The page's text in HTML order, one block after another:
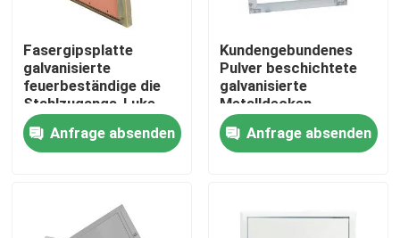
Fabrik-Ausflug
Qualitätskontrolle
Treten Sie mit uns in Verbindung
Fasergipsplatte
galvanisierte
feuerbeständige die
Stahlzugangs-Luke
Anfrage absenden
Kundengebundenes
Pulver beschichtete
galvanisierte
Metalldecken-
Abdeckplatte
Anfrage absenden